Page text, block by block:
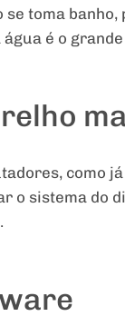
toma
água é o
como
o sistema do